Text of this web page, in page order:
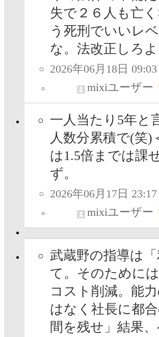
失で２６人も亡
う死刑でいいレ
な。法改正しろよ
2026年06月18日 09:03
mixiユーザー
一人当たり5年と
人数分累積で(笑)
は1.5倍までは課
ず。
2026年06月17日 23:17
mixiユーザー
武蔵野の指導は
て。そのために
コスト削減。能
はなく社長に都
間を残せ」結果